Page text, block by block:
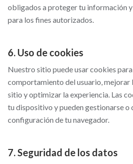
obligados a proteger tu información y
para los fines autorizados.
6. Uso de cookies
Nuestro sitio puede usar cookies
comportamiento del usuario, mejorar
sitio y optimizar la experiencia. Las
tu dispositivo y pueden gestionarse o
configuración de tu navegador.
7. Seguridad de los datos